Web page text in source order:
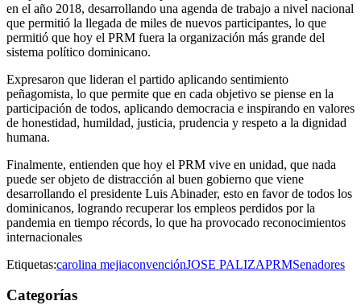
en el año 2018, desarrollando una agenda de trabajo a nivel nacional
que permitió la llegada de miles de nuevos participantes, lo que
permitió que hoy el PRM fuera la organización más grande del
sistema político dominicano.
Expresaron que lideran el partido aplicando sentimiento
peñagomista, lo que permite que en cada objetivo se piense en la
participación de todos, aplicando democracia e inspirando en valores
de honestidad, humildad, justicia, prudencia y respeto a la dignidad
humana.
Finalmente, entienden que hoy el PRM vive en unidad, que nada
puede ser objeto de distracción al buen gobierno que viene
desarrollando el presidente Luis Abinader, esto en favor de todos los
dominicanos, logrando recuperar los empleos perdidos por la
pandemia en tiempo récords, lo que ha provocado reconocimientos
internacionales
Etiquetas:carolina mejiaconvenciónJOSE PALIZAPRMSenadores
Categorías